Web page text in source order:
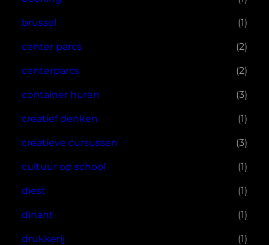
brussel (1)
center parcs (2)
centerparcs (2)
container huren (3)
creatief denken (1)
creatieve cursussen (3)
cultuur op school (1)
diest (1)
dinant (1)
drukkerij (1)